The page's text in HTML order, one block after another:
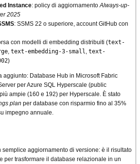
Instance: policy di aggiornamento Always-up-
2025
: SSMS 22 o superiore, account GitHub con
con modelli di embedding distribuiti (text-
text-embedding-3-small text-
)
aggiunto: Database Hub in Microsoft Fabric
per Azure SQL Hyperscale (public
ampie (160 e 192) per Hyperscale. È stato
plan per database con risparmio fino al 35%
impegno annuale.
semplice aggiornamento di versione: è il risultato
per trasformare il database relazionale in un